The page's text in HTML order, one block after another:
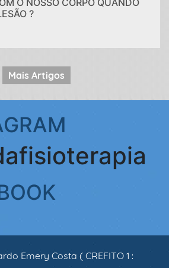
O NOSSO CORPO QUANDO
?
Mais Artigos
Emery Costa ( CREFITO 1 :